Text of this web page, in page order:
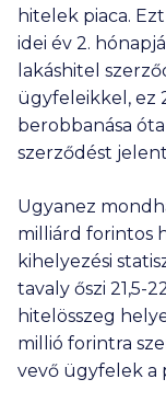
hitelek piaca.
idei év 2.
lakáshitel
ügyfeleikkel, ez
berobbanása
szerződést
Ugyanez
milliárd forintos
kihelyezési
tavaly őszi 21,5-
hitelösszeg
millió forintra
vevő ügyfelek a